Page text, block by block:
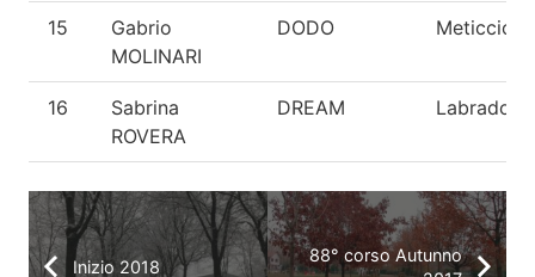
15
Gabrio
MOLINARI
DODO Meticcio
16
Sabrina
ROVERA
DREAM Labrador
Inizio 2018
88° corso Autunno